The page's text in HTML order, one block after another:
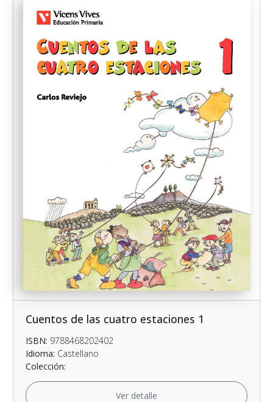
Cuentos de las cuatro estaciones 1
ISBN: 9788468202402
Idioma: Castellano
Colección:
Ver detalle